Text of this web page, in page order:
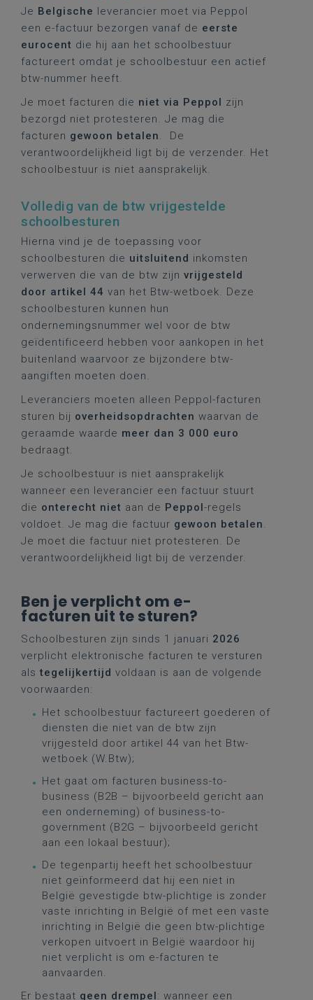
Je Belgische leverancier moet via Peppol
een e-factuur bezorgen vanaf de eerste
eurocent die hij aan het schoolbestuur
factureert omdat je schoolbestuur een actief
btw-nummer heeft.
Je moet facturen die niet via Peppol zijn
bezorgd niet protesteren. Je mag die
facturen gewoon betalen. De
verantwoordelijkheid ligt bij de verzender. Het
schoolbestuur is niet aansprakelijk.
Volledig van de btw vrijgestelde
schoolbesturen
Hierna vind je de toepassing voor
schoolbesturen die uitsluitend inkomsten
verwerven die van de btw zijn vrijgesteld
door artikel 44 van het Btw-wetboek. Deze
schoolbesturen kunnen hun
ondernemingsnummer wel voor de btw
geïdentificeerd hebben voor aankopen in het
buitenland waarvoor ze bijzondere btw-
aangiften moeten doen.
Leveranciers moeten alleen Peppol-facturen
sturen bij overheidsopdrachten waarvan de
geraamde waarde meer dan 3 000 euro
bedraagt.
Je schoolbestuur is niet aansprakelijk
wanneer een leverancier een factuur stuurt
die onterecht niet aan de Peppol-regels
voldoet. Je mag die factuur gewoon betalen.
Je moet die factuur niet protesteren. De
verantwoordelijkheid ligt bij de verzender.
Ben je verplicht om e-
facturen uit te sturen?
Schoolbesturen zijn sinds 1 januari 2026
verplicht elektronische facturen te versturen
alstegelijkertijd voldaan is aan de volgende
voorwaarden:
Het schoolbestuur factureert goederen of
diensten die niet van de btw zijn
vrijgesteld door artikel 44 van het Btw-
wetboek (W.Btw);
Het gaat om facturen business-to-
business (B2B – bijvoorbeeld gericht aan
een onderneming) of business-to-
government (B2G – bijvoorbeeld gericht
aan een lokaal bestuur);
De tegenpartij heeft het schoolbestuur
niet geïnformeerd dat hij een niet in
België gevestigde btw-plichtige is zonder
vaste inrichting in België of met een vaste
inrichting in België die geen btw-plichtige
verkopen uitvoert in België waardoor hij
niet verplicht is om e-facturen te
aanvaarden.
Er bestaat geen drempel: wanneer een